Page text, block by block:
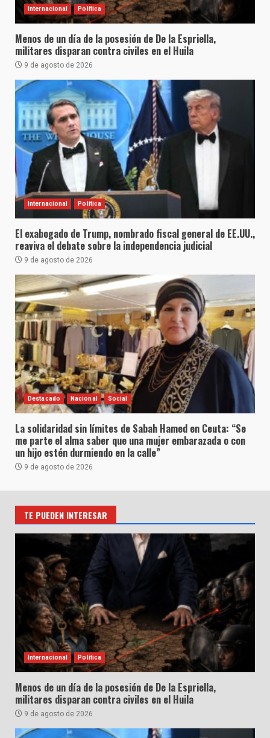
Internacional Política
Menos de un día de la posesión de De la Espriella,
militares disparan contra civiles en el Huila
9 de agosto de 2026
Internacional Política
El exabogado de Trump, nombrado fiscal general de EE.UU.,
reaviva el debate sobre la independencia judicial
9 de agosto de 2026
Destacado Nacional Social
La solidaridad sin límites de Sabah Hamed en Ceuta: “Se
me parte el alma saber que una mujer embarazada o con
un hijo estén durmiendo en la calle”
9 de agosto de 2026
TE PUEDEN INTERESAR
Internacional Política
Menos de un día de la posesión de De la Espriella,
militares disparan contra civiles en el Huila
9 de agosto de 2026